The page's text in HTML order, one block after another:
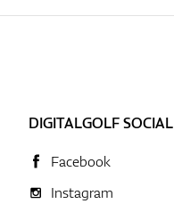
DIGITALGOLF SOCIAL
Facebook
Instagram